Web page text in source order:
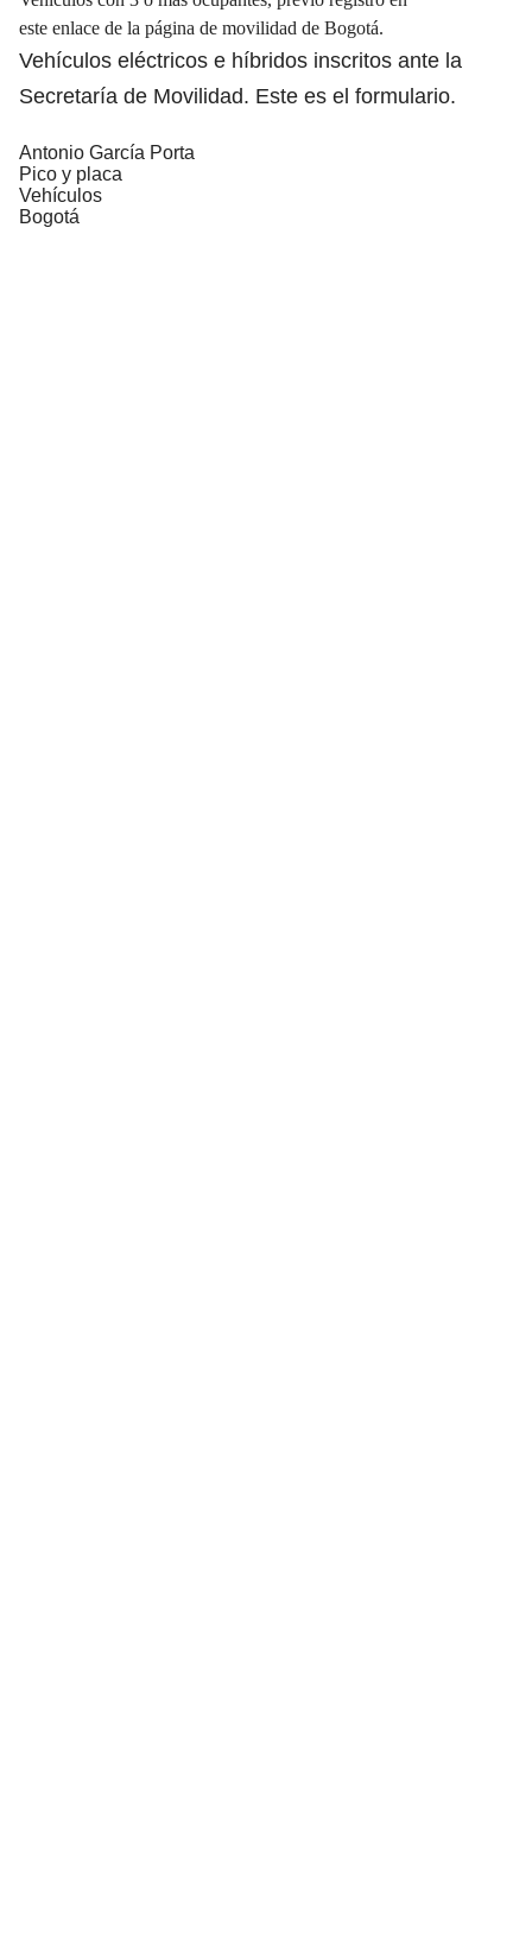
este enlace de la página de movilidad de Bogotá.
Vehículos eléctricos e híbridos inscritos ante la
Secretaría de Movilidad. Este es el formulario.
Antonio García Porta
Pico y placa
Vehículos
Bogotá